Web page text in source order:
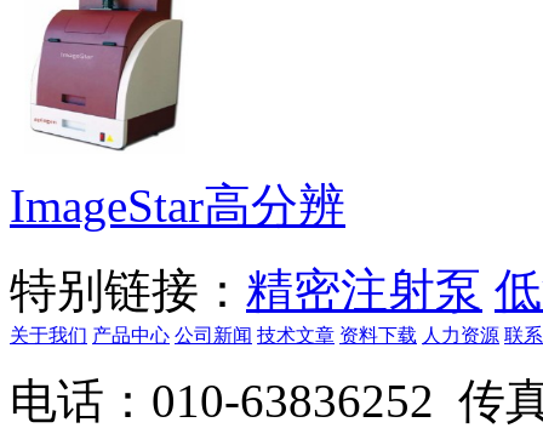
ImageStar高分辨
特别链接： 精密注射泵
关于我们 产品中心 公司新闻 技术文章 资料下载 人力资源 联
电话：010-63836252 传